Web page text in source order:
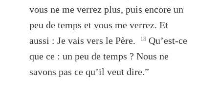
vous ne me verrez plus, puis encore un
peu de temps et vous me verrez. Et
aussi : Je vais vers le Père.
18 Qu’est-ce
que ce : un peu de temps ? Nous ne
savons pas ce qu’il veut dire.”